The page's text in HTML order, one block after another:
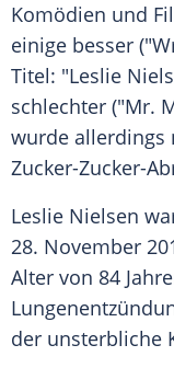
Komödien und
einige besser
Titel: "Leslie
schlechter ("Mr.
wurde allerdings
Zucker-Zucker-
Leslie Nielsen
28. November
Alter von 84
der unsterbliche